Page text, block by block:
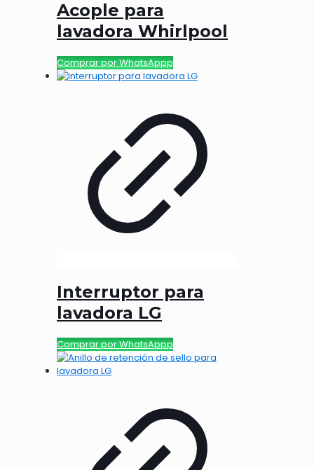
Acople para
lavadora Whirlpool
Comprar por WhatsAppp
Interruptor para
lavadora LG
Comprar por WhatsAppp